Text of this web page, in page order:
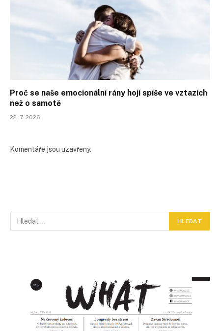
Proč se naše emocionální rány hojí spíše ve vztazích
než o samotě
22. 7. 2026
Komentáře jsou uzavřeny.